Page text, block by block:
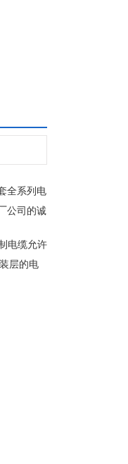
全系列电
公司的诚
电缆允许
层的电